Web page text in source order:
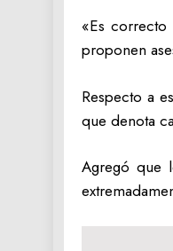
«Es correcto
proponen
Respecto a
que denota
Agregó que